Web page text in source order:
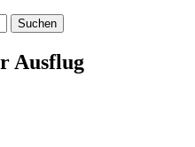
Ausflug